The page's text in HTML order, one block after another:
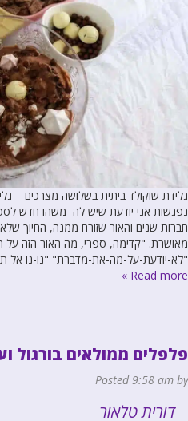
גלידת שוקולד ביתית בשלושה מצרכים –
נפגשות אני יודעת שיש לה משהו חדש
חברות שנים והאור שזורח ממנה, החיוך
מאושרת. "קדימה, ספרי, מה האור הזה על
"לא-יודעת-על-מה-את-מדברת" "נו-נו אל
Read more »
פלפלים ממולאים בורגול
Posted9:58 am by
דורית טלאור